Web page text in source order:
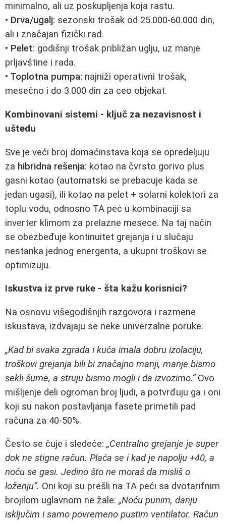
minimalno, ali uz poskupljenja koja rastu.
• Drva/ugalj: sezonski trošak od 25.000-60.000 din,
ali i značajan fizički rad.
• Pelet: godišnji trošak približan uglju, uz manje
prljavštine i rada.
• Toplotna pumpa: najniži operativni trošak,
mesečno i do 3.000 din za ceo objekat.
Kombinovani sistemi - ključ za nezavisnost i
uštedu
Sve je veći broj domaćinstava koja se opredeljuju
za hibridna rešenja: kotao na čvrsto gorivo plus
gasni kotao (automatski se prebacuje kada se
jedan ugasi), ili kotao na pelet + solarni kolektori za
toplu vodu, odnosno TA peć u kombinaciji sa
inverter klimom za prelazne mesece. Na taj način
se obezbeđuje kontinuitet grejanja i u slučaju
nestanka jednog energenta, a ukupni troškovi se
optimizuju.
Iskustva iz prve ruke - šta kažu korisnici?
Na osnovu višegodišnjih razgovora i razmene
iskustava, izdvajaju se neke univerzalne poruke:
„Kad bi svaka zgrada i kuća imala dobru izolaciju,
troškovi grejanja bili bi značajno manji, manje bismo
sekli šume, a struju bismo mogli i da izvozimo.“Ovo
mišljenje deli ogroman broj ljudi, a potvrđuju ga i oni
koji su nakon postavljanja fasete primetili pad
računa za 40-50%.
Često se čuje i sledeće: „Centralno grejanje je super
dok ne stigne račun. Plaća se i kad je napolju +40, a
noću se gasi. Jedino što ne moraš da misliš o
loženju“. Oni koji su prešli na TA peći sa dvotarifnim
brojilom uglavnom ne žale: „Noću punim, danju
isključim i samo povremeno pustim ventilator. Račun